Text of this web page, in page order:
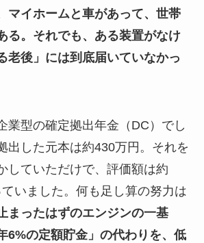
マイホームと車があって、世帯
る。それでも、ある装置がなけ
老後」には到底届いていなかっ
業型の確定拠出年金（DC）でし
出した元本は約430万円。それを
していただけで、評価額は約
いました。何も足し算の努力は
まったはずのエンジンの一基
の定額貯金」の代わりを、低